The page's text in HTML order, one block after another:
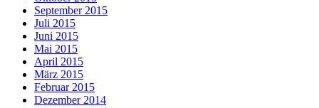
September 2015
Juli 2015
Juni 2015
Mai 2015
April 2015
März 2015
Februar 2015
Dezember 2014